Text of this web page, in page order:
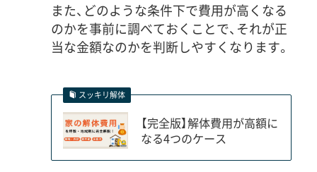
また、どのような条件下で費用が高くなる
のかを事前に調べておくことで、それが正
当な金額なのかを判断しやすくなります。
スッキリ解体
【完全版】解体費用が高額に
なる4つのケース